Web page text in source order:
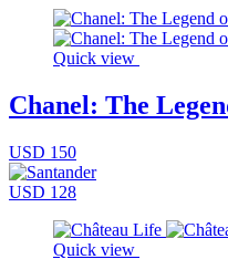
Quick view
Chanel: The
USD 150
USD 128
Quick view